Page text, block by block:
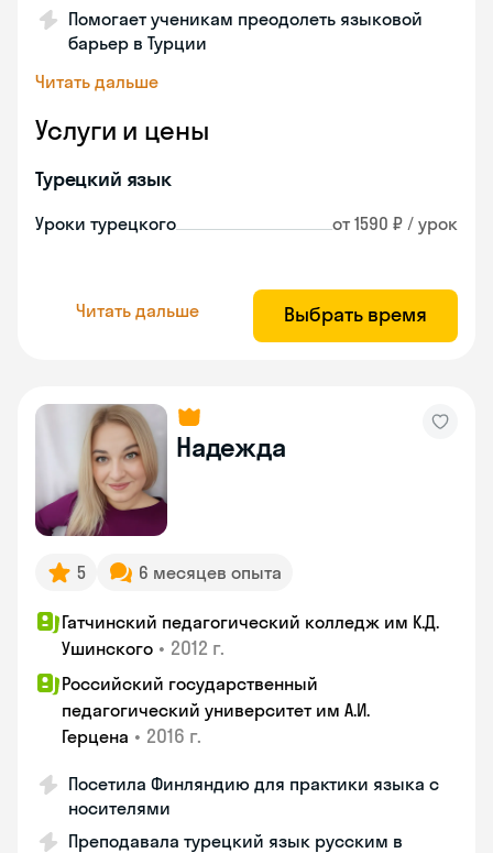
Помогает ученикам преодолеть языковой
барьер в Турции
Читать дальше
Услуги и цены
Турецкий язык
Уроки турецкого от 1590 ₽ / урок
Читать дальше Выбрать время
Надежда
5 6 месяцев опыта
Гатчинский педагогический колледж им К.Д.
Ушинского • 2012 г.
Российский государственный
педагогический университет им А.И.
Герцена • 2016 г.
Посетила Финляндию для практики языка с
носителями
Преподавала турецкий язык русским в